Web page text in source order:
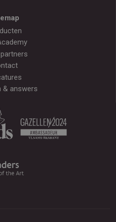
& answers